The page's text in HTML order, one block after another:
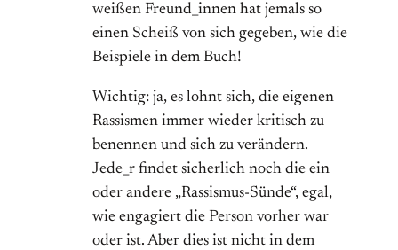
weißen Freund_innen hat jemals so
einen Scheiß von sich gegeben, wie die
Beispiele in dem Buch!
Wichtig: ja, es lohnt sich, die eigenen
Rassismen immer wieder kritisch zu
benennen und sich zu verändern.
Jede_r findet sicherlich noch die ein
oder andere „Rassismus-Sünde“, egal,
wie engagiert die Person vorher war
oder ist. Aber dies ist nicht in dem